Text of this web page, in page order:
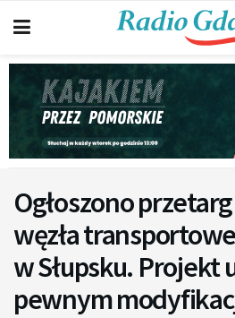
Ogłoszono
węzła
w Słupsku. Projekt
pewnym